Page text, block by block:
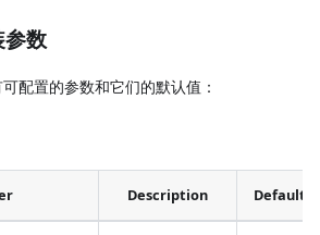
数
配置的参数和它们的默认值：
Description Default